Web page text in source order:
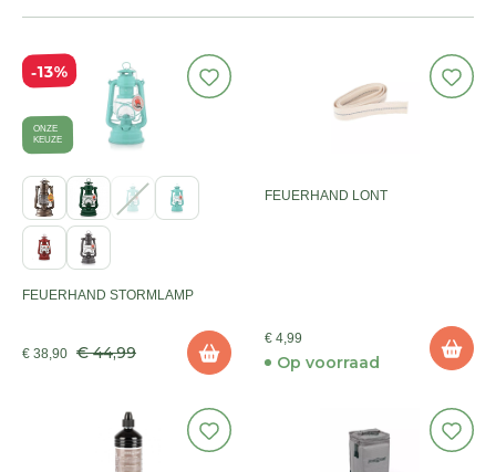
13%
ONZE
KEUZE
FEUERHAND STORMLAMP
€ 38,90 € 44,99
FEUERHAND LONT
€ 4,99
Op voorraad